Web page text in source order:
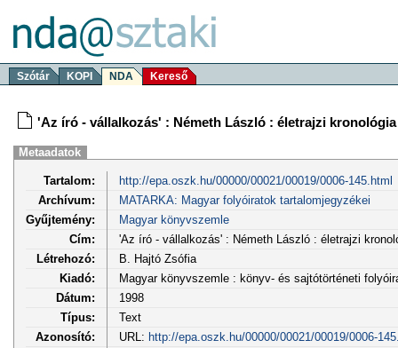
Szótár KOPI NDA Kereső
'Az író - vállalkozás' : Németh László : életrajzi kronológia
Metaadatok
Tartalom:
http://epa.oszk.hu/00000/00021/00019/0006-145.html
Archívum:
MATARKA: Magyar folyóiratok tartalomjegyzékei
Gyűjtemény:
Magyar könyvszemle
Cím:
'Az író - vállalkozás' : Németh László : életrajzi
Létrehozó:
B. Hajtó Zsófia
Kiadó:
Magyar könyvszemle : könyv- és sajtótörténeti
Dátum:
1998
Típus:
Text
Azonosító:
URL: http://epa.oszk.hu/00000/00021/00019/0006-